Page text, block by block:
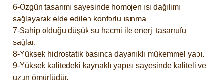
6-Özgün tasarımı sayesinde homojen ısı dağılımı
sağlayarak elde edilen konforlu ısınma
7-Sahip olduğu düşük su hacmi ile enerji tasarrufu
sağlar.
8-Yüksek hidrostatik basınca dayanıklı mükemmel yapı.
9-Yüksek kalitedeki kaynaklı yapısı sayesinde kaliteli ve
uzun ömürlüdür.